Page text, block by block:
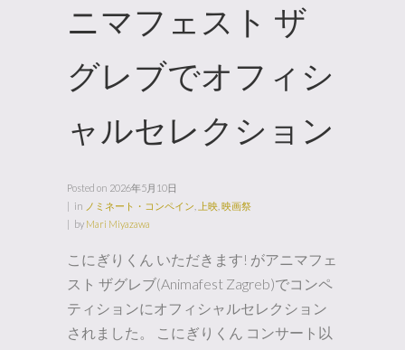
ニマフェスト ザ
グレブでオフィシ
ャルセレクション
Posted on 2026年5月10日
in ノミネート・コンペイン 上映 映画祭
by Mari Miyazawa
こにぎりくん いただきます! がアニマフェ
スト ザグレブ(Animafest Zagreb)でコンペ
ティションにオフィシャルセレクション
されました。 こにぎりくん コンサート以